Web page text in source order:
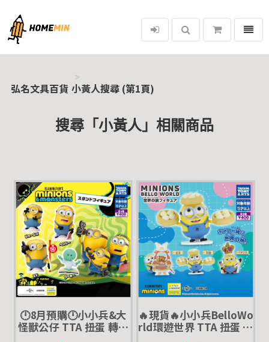
弘名文具百貨
選單
弘名文具百貨 小黃人搜尋 (第1頁)
搜尋「小黃人」相關商品
🕛8月預購🕛小小兵&大
怪獸公仔 TTA 扭蛋 轉蛋
🔥現貨🔥小小兵BelloWo
rld環遊世界 TTA 扭蛋 轉